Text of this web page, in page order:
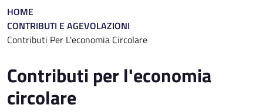
Briciole di pane
HOME
CONTRIBUTI E AGEVOLAZIONI
Contributi Per L'economia Circolare
Contributi per l'economia
circolare